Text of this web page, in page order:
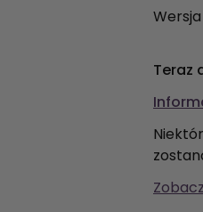
Teraz